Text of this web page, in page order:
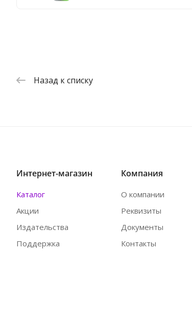
Назад к списку
Интернет-магазин
Каталог
Акции
Издательства
Поддержка
Компания
О компании
Реквизиты
Документы
Контакты